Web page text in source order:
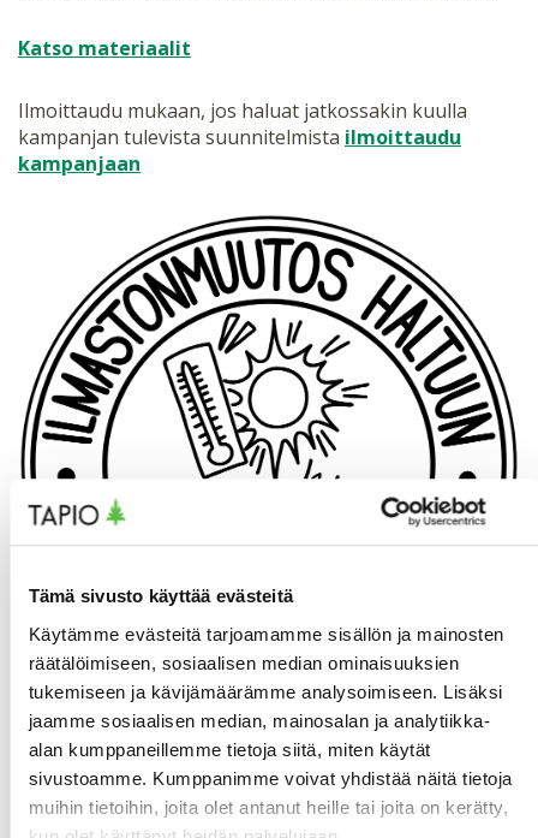
Tämä sivusto käyttää evästeitä
Käytämme evästeitä tarjoamamme sisällön ja mainosten
räätälöimiseen, sosiaalisen median ominaisuuksien
tukemiseen ja kävijämäärämme analysoimiseen. Lisäksi
jaamme sosiaalisen median, mainosalan ja analytiikka-
alan kumppaneillemme tietoja siitä, miten käytät
sivustoamme. Kumppanimme voivat yhdistää näitä tietoja
muihin tietoihin, joita olet antanut heille tai joita on kerätty,
Katso materiaalit
Ilmoittaudu mukaan, jos haluat jatkossakin kuulla
kampanjan tulevista suunnitelmista ilmoittaudu
kampanjaan
Viestitään yhdessä!
Jaa tietoa – hyödynnä kampanjan sivuille koottuja